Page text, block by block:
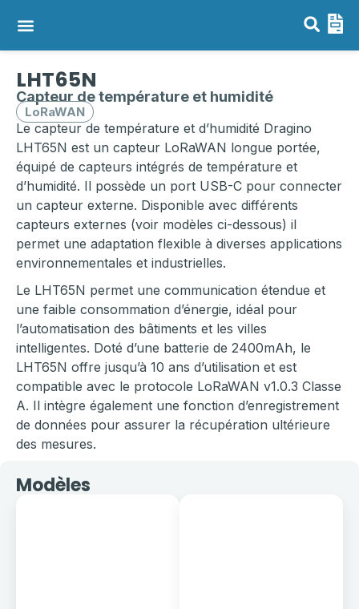
LHT65N
Capteur de température et humidité
LoRaWAN
Le capteur de température et d’humidité Dragino
LHT65N est un capteur LoRaWAN longue portée,
équipé de capteurs intégrés de température et
d’humidité. Il possède un port USB-C pour connecter
un capteur externe. Disponible avec différents
capteurs externes (voir modèles ci-dessous) il
permet une adaptation flexible à diverses applications
environnementales et industrielles.
Le LHT65N permet une communication étendue et
une faible consommation d’énergie, idéal pour
l’automatisation des bâtiments et les villes
intelligentes. Doté d’une batterie de 2400mAh, le
LHT65N offre jusqu’à 10 ans d’utilisation et est
compatible avec le protocole LoRaWAN v1.0.3 Classe
A. Il intègre également une fonction d’enregistrement
de données pour assurer la récupération ultérieure
des mesures.
Modèles